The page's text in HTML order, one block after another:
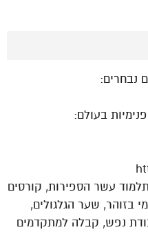
נבחרים:
בעולם:
עשר הספירות, קורסים
בזוהר, שער הגלגולים,
נפש, קבלה למתקדמים